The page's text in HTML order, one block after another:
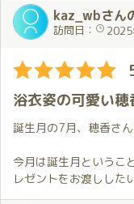
受け止めてくれます。
その姿勢に静かに寄り
言葉以上の安心感をも
途中、穂香さんカラー
た。
実は自分がこの日を迎
姿と迷ってしまった」
あえて雰囲気を変えて
ようでいてしっかりと
しっとりとした雰囲気
いつもよりインターバ
かなと思いましたが、
会いたくて仕方ない💕
YouTubeの配信でガス
スタを眺めて気を紛ら
そして当日。
今回は夜にしたので１
で、しっかり働いて川
今日の衣装はメイドさ
kaz_wbさん
訪問日：
誕生月の7月、穂香さ
今月は誕生月というこ
レゼントをお渡しした
何を贈るのが良いのか